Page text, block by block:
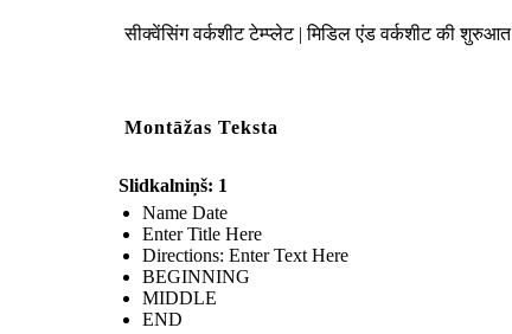
सीक्वेंसिंग वर्कशीट टेम्प्लेट | मिडिल एंड वर्कशीट की शुरुआत
Montāžas Teksta
Slidkalniņš: 1
Name Date
Enter Title Here
Directions: Enter Text Here
BEGINNING
MIDDLE
END